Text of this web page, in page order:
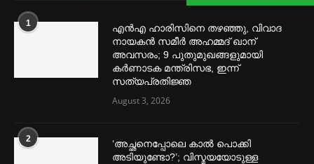
1
എൻഎ ഹാരിസിനെ തഴ‌‍ഞ്ഞു, വിവാദ
നായകൻ സമീര്‍ അഹമ്മദ് ഖാന്
അവസരം; 9 പുതുമുഖങ്ങളുമായി
കര്‍ണാടക മന്ത്രിസഭ, ഇന്ന്
സത്യപ്രതിജ്ഞ
August 3, 2026
2
‘അച്ഛനെപ്പോലെ കാല്‍ പൊക്കി
അടിയുണ്ടോ?’; വിസ്മയയോടുള്ള